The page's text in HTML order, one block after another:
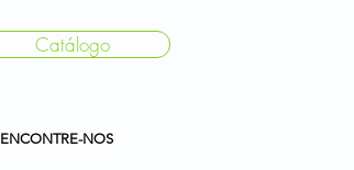
Catálogo
ENCONTRE-NOS